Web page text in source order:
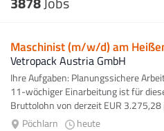
Maschinist (m/w/d) am
Vetropack Austria GmbH
Ihre Aufgaben: Planungssichere
11-wöchiger Einarbeitung ist für
Bruttolohn von derzeit EUR
Pöchlarn
heute